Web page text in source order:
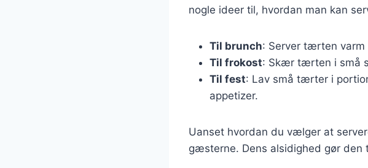
nogle ideer til, hvordan man kan
Til brunch: Server tærten varm
Til frokost: Skær tærten i små
Til fest: Lav små tærter i
appetizer.
Uanset hvordan du vælger at
gæsterne. Dens alsidighed gør den